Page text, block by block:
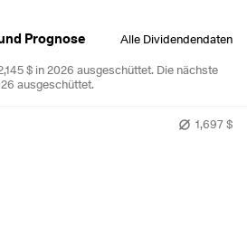
Prognose Alle Dividendendaten
$ in 2026 ausgeschüttet. Die nächste
ausgeschüttet.
1,697 $